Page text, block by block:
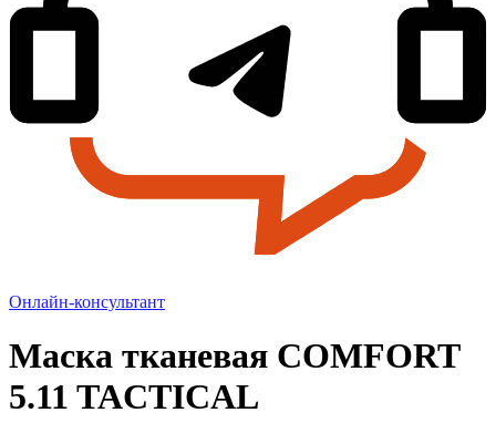
Онлайн-консультант
Маска тканевая COMFORT
5.11 TACTICAL